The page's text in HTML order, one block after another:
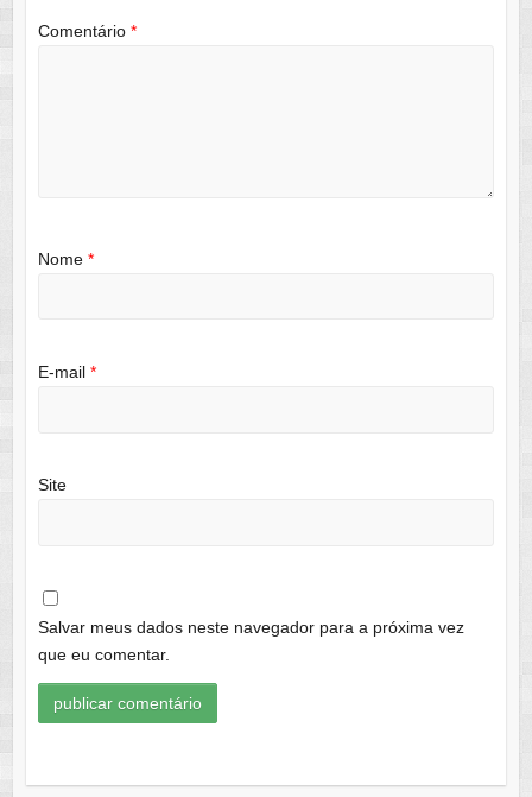
Comentário *
Nome *
E-mail *
Site
Salvar meus dados neste navegador para a próxima vez
que eu comentar.